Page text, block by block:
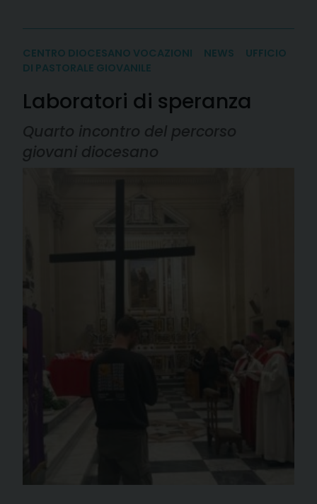
CENTRO DIOCESANO VOCAZIONI NEWS
UFFICIO
DI PASTORALE GIOVANILE
Laboratori di speranza
Quarto incontro del percorso
giovani diocesano